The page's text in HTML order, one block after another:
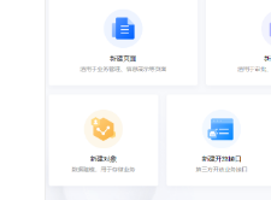
Astro
用
创